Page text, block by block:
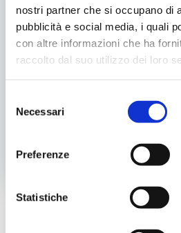
nostri partner che si occupano di
pubblicità e social media, i quali
con altre informazioni che ha
raccolto dal suo utilizzo dei loro
delNecessari
Preferenze
Statistiche
Condividilo
Servizio Civile
Servizio Civile
Post
navigation
Precedente